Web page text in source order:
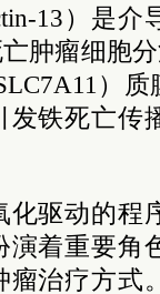
13）是
肿瘤细胞
）
铁死亡传
驱动的程
着重要角
治疗方式